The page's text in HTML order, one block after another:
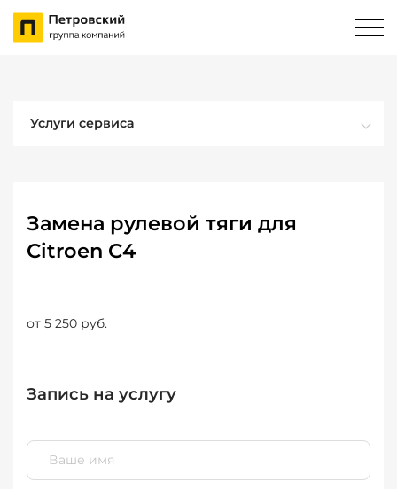
Услуги сервиса
Замена рулевой тяги для
Citroen C4
от 5 250 руб.
Запись на услугу